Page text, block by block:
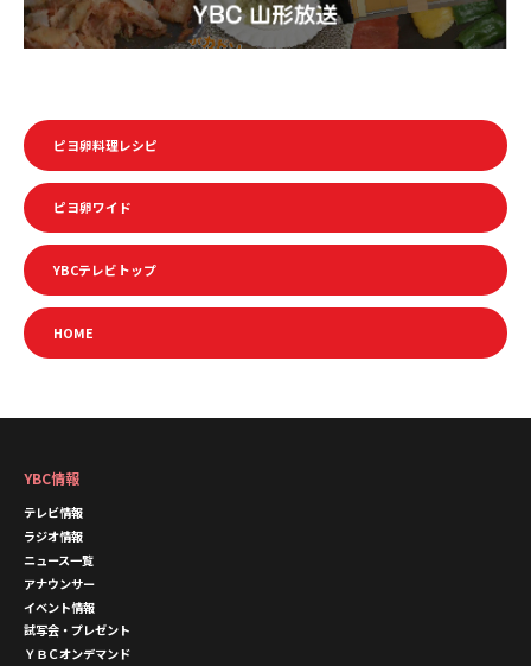
ピヨ卵料理レシピ
ピヨ卵ワイド
YBCテレビトップ
HOME
YBC情報
テレビ情報
ラジオ情報
ニュース一覧
アナウンサー
イベント情報
試写会・プレゼント
ＹＢＣオンデマンド